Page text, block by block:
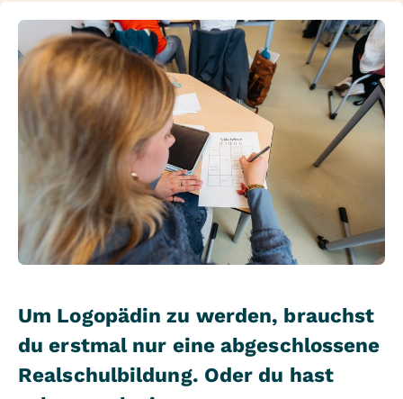
Um Logopädin zu werden, brauchst
du erstmal nur eine abgeschlossene
Realschulbildung. Oder du hast